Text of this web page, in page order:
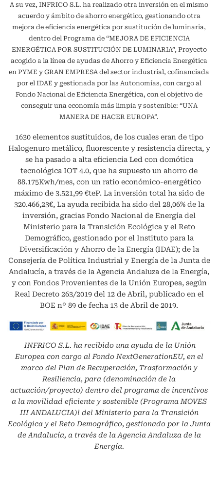
A su vez, INFRICO S.L. ha realizado otra inversión en el mismo
acuerdo y ámbito de ahorro energético, gestionando otra
mejora de eficiencia energética por sustitución de luminaria,
dentro del Programa de “MEJORA DE EFICIENCIA
ENERGÉTICA POR SUSTITUCIÓN DE LUMINARIA”, Proyecto
acogido a la línea de ayudas de Ahorro y Eficiencia Energética
en PYME y GRAN EMPRESA del sector industrial, cofinanciada
por el IDAE y gestionada por las Autonomías, con cargo al
Fondo Nacional de Eficiencia Energética, con el objetivo de
conseguir una economía más limpia y sostenible: “UNA
MANERA DE HACER EUROPA”.
1630 elementos sustituidos, de los cuales eran de tipo
Halogenuro metálico, fluorescente y resistencia directa, y
se ha pasado a alta eficiencia Led con domótica
tecnológica IOT 4.0, que ha supuesto un ahorro de
88.175Kwh/mes, con un ratio económico-energético
máximo de 3.521,99 €teP. La inversión total ha sido de
320.466,23€, La ayuda recibida ha sido del 28,06% de la
inversión, gracias Fondo Nacional de Energía del
Ministerio para la Transición Ecológica y el Reto
Demográfico, gestionado por el Instituto para la
Diversificación y Ahorro de la Energía (IDAE); de la
Consejería de Política Industrial y Energía de la Junta de
Andalucía, a través de la Agencia Andaluza de la Energía,
y con Fondos Provenientes de la Unión Europea, según
Real Decreto 263/2019 del 12 de Abril, publicado en el
BOE nº 89 de fecha 13 de Abril de 2019.
INFRICO S.L. ha recibido una ayuda de la Unión
Europea con cargo al Fondo NextGenerationEU, en el
marco del Plan de Recuperación, Trasformación y
Resiliencia, para (denominación de la
actuación/proyecto) dentro del programa de incentivos
a la movilidad eficiente y sostenible (Programa MOVES
III ANDALUCIA)l del Ministerio para la Transición
Ecológica y el Reto Demográfico, gestionado por la Junta
de Andalucía, a través de la Agencia Andaluza de la
Energía.